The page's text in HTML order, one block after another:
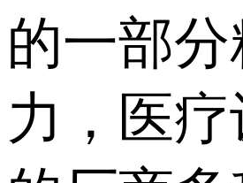
的一部分
力，医